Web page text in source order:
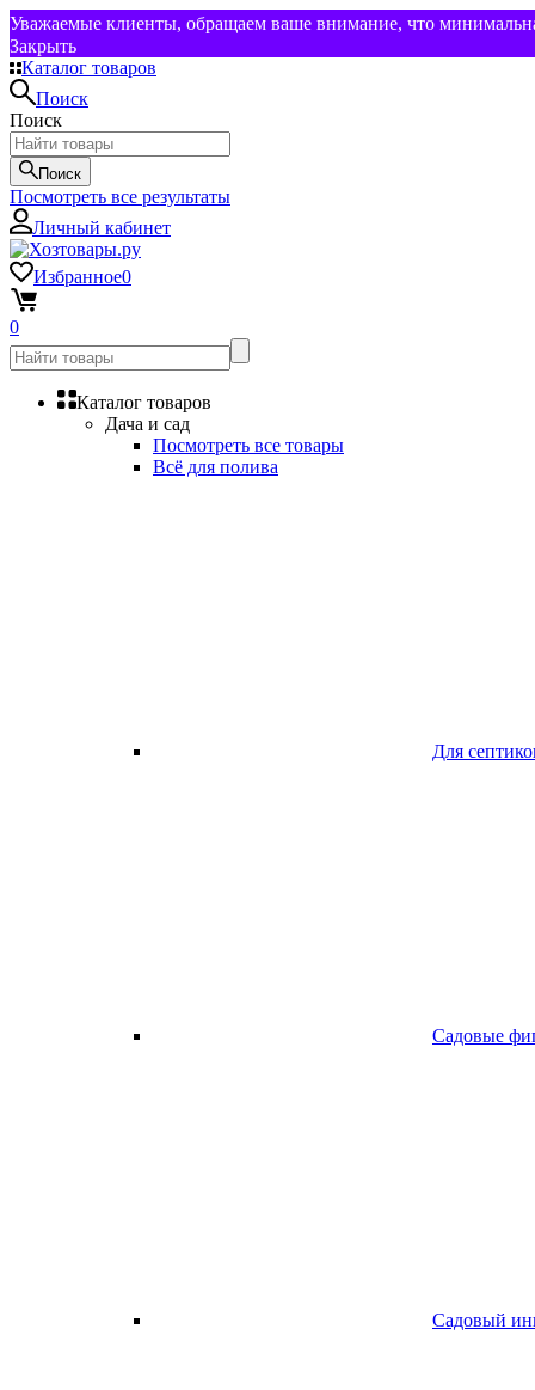
Уважаемые клиенты, обращаем ваше внимание, что
Закрыть
Каталог товаров
Поиск
Поиск
Поиск
Посмотреть все результаты
Личный кабинет
Избранное0
0
Каталог товаров
Дача и сад
Посмотреть все товары
Всё для полива
Для
Садовые
Садовый